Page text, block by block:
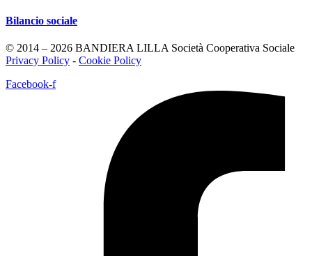
Bilancio sociale
© 2014 – 2026 BANDIERA LILLA Società Cooperativa Sociale
Privacy Policy - Cookie Policy
Facebook-f